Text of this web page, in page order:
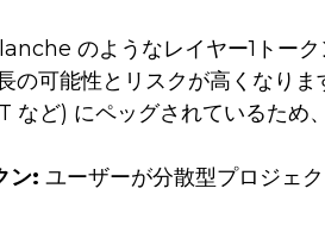
のようなレイヤー1トー
可能性とリスクが高くなりま
など) にペッグされているため
ン: ユーザーが分散型プロジェ